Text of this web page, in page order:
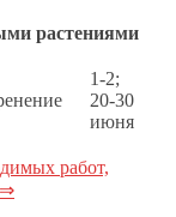
растениями
1-2;
20-30
июня
работ,